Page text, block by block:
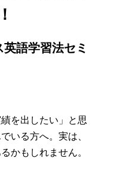
語学習法セミ
を出したい」と思
いる方へ。実は、
かもしれません。